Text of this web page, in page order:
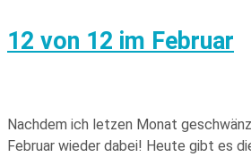
12 von 12 im Februar
Nachdem ich letzen Monat
Februar wieder dabei! Heute gibt es